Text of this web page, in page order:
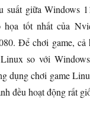
suất giữa Windows
họa tốt nhất của
Để chơi game, cả
so với
dụng chơi game
đều hoạt động rất